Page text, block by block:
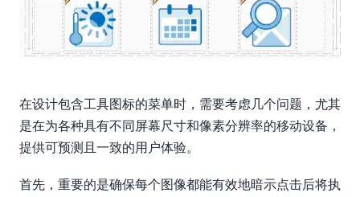
在设计包含工具图标的菜单时，需要考虑几个问题，尤其
是在为各种具有不同屏幕尺寸和像素分辨率的移动设备，
提供可预测且一致的用户体验。
首先，重要的是确保每个图像都能有效地暗示点击后将执